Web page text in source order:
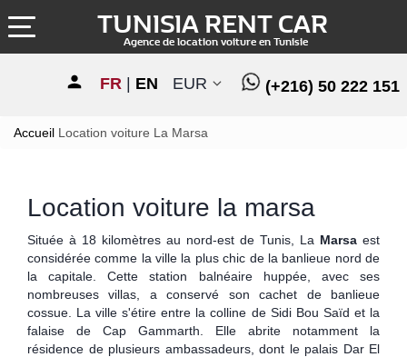
TUNISIA RENT CAR
Agence de location voiture en Tunisie
(+216) 50 222 151
EUR
FR EN
Accueil Location voiture La Marsa
Location voiture la marsa
Située à 18 kilomètres au nord-est de Tunis, La Marsa est
considérée comme la ville la plus chic de la banlieue nord de
la capitale. Cette station balnéaire huppée, avec ses
nombreuses villas, a conservé son cachet de banlieue
cossue. La ville s'étire entre la colline de Sidi Bou Saïd et la
falaise de Cap Gammarth. Elle abrite notamment la
résidence de plusieurs ambassadeurs, dont le palais Dar El